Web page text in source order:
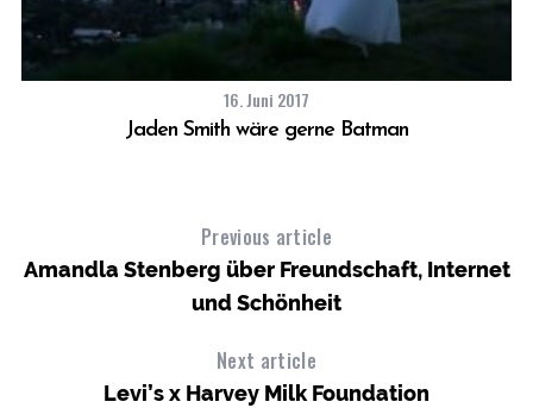
16. Juni 2017
Jaden Smith wäre gerne Batman
Previous article
Amandla Stenberg über Freundschaft, Internet
und Schönheit
Next article
Levi’s x Harvey Milk Foundation